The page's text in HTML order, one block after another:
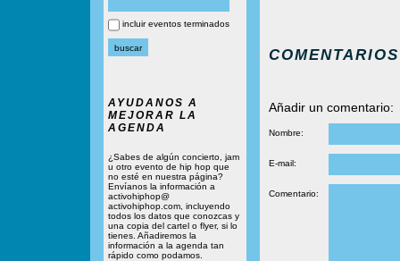
incluir eventos terminados
AYUDANOS A
MEJORAR LA
AGENDA
¿Sabes de algún concierto, jam
u otro evento de hip hop que
no esté en nuestra página?
Envíanos la información a
activohiphop@
activohiphop.com, incluyendo
todos los datos que conozcas y
una copia del cartel o flyer, si lo
tienes. Añadiremos la
información a la agenda tan
rápido como podamos.
COMENTARIOS
Añadir un comentario:
Nombre:
E-mail:
Comentario: